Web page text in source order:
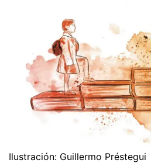
Ilustración: Guillermo Préstegui